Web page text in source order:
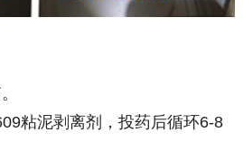
粘泥剥离剂，投药后循环6-8